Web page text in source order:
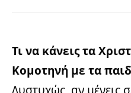
Τι να κάνεις τα
Κομοτηνή με τα
Δυστυχώς, αν μένεις